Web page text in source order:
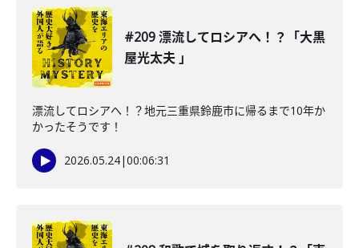
#209 漂流してロシアへ！？「大黒
屋光太夫 」
漂流してロシアへ！？地元三重県鈴鹿市に帰るまで10年か
かったそうです！
2026.05.24|00:06:31